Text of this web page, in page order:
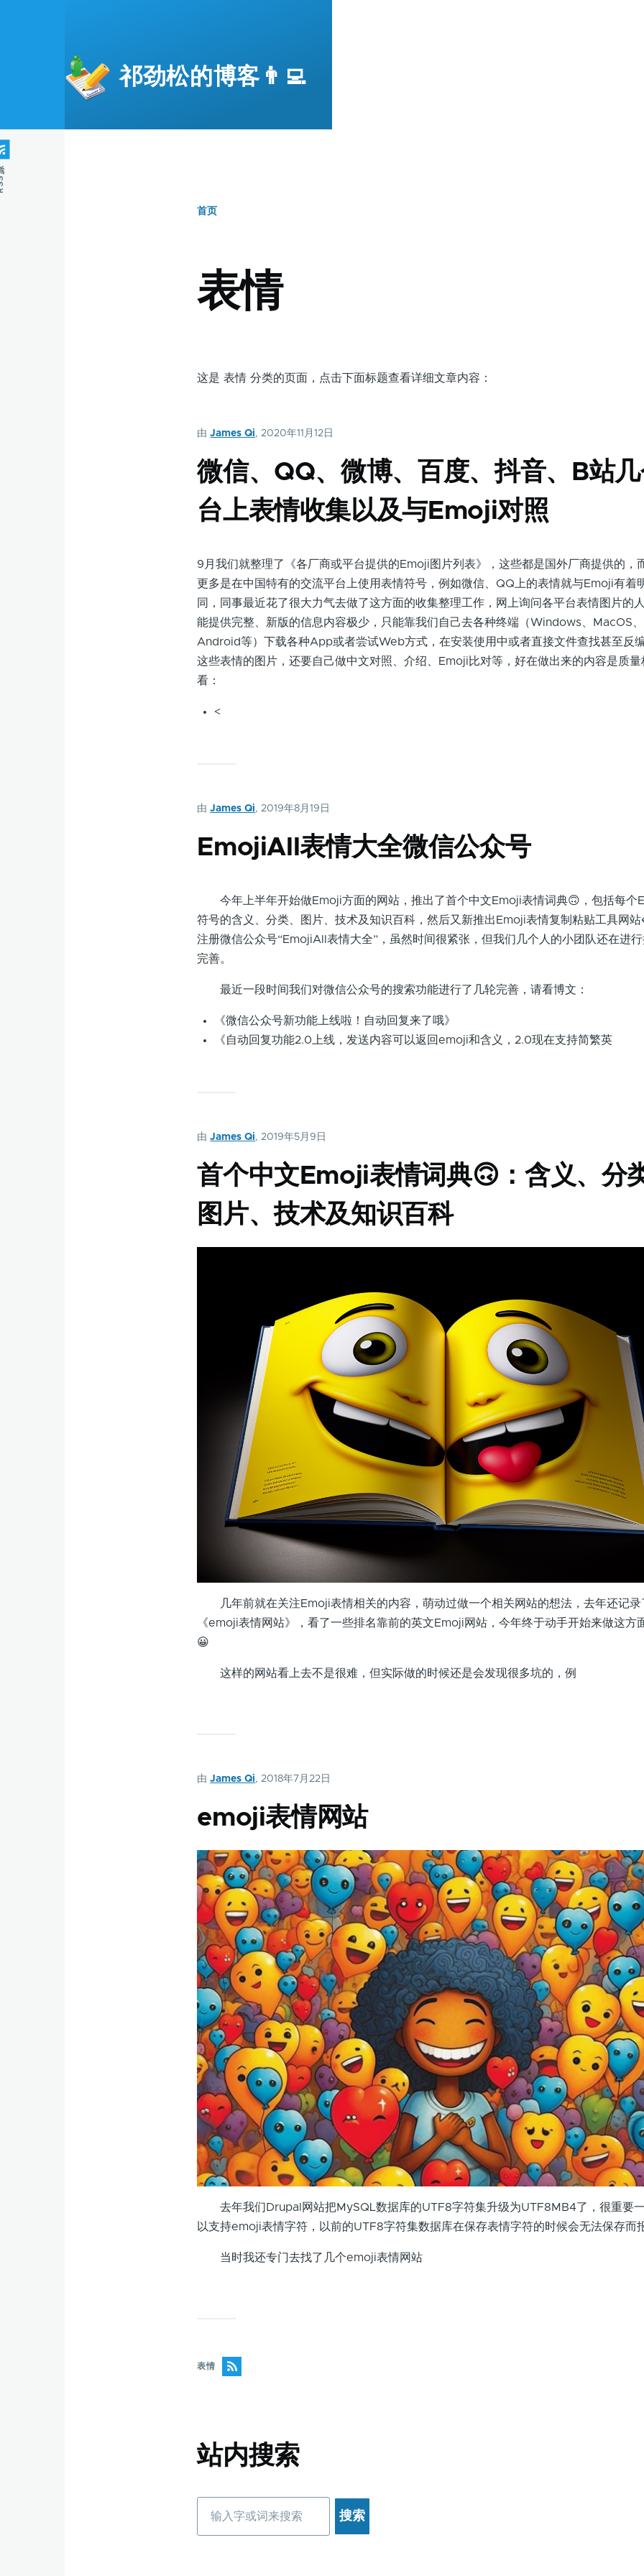
祁劲松的博客👨‍💻
包
屑
首页
表情
这是 表情 分类的页面，点击下面标题查看详细文章内容：
由James Qi, 2020年11月12日
微信、QQ、微博、百度、抖音、B站
台上表情收集以及与Emoji对照
9月我们就整理了《各厂商或平台提供的Emoji图片列表》，这些都是国外厂商提供的，
更多是在中国特有的交流平台上使用表情符号，例如微信、QQ上的表情就与Emoji有着
同，同事最近花了很大力气去做了这方面的收集整理工作，网上询问各平台表情图片的
能提供完整、新版的信息内容极少，只能靠我们自己去各种终端（Windows、MacOS
Android等）下载各种App或者尝试Web方式，在安装使用中或者直接文件查找甚至反
这些表情的图片，还要自己做中文对照、介绍、Emoji比对等，好在做出来的内容是质
看：
<
由James Qi, 2019年8月19日
EmojiAll表情大全微信公众号
今年上半年开始做Emoji方面的网站，推出了首个中文Emoji表情词典🙃，包括每个
符号的含义、分类、图片、技术及知识百科，然后又新推出Emoji表情复制粘贴工具网
注册微信公众号“EmojiAll表情大全”，虽然时间很紧张，但我们几个人的小团队还在进
完善。
最近一段时间我们对微信公众号的搜索功能进行了几轮完善，请看博文：
《微信公众号新功能上线啦！自动回复来了哦》
《自动回复功能2.0上线，发送内容可以返回emoji和含义，2.0现在支持简繁英
由James Qi, 2019年5月9日
首个中文Emoji表情词典🙃：含义、分
图片、技术及知识百科
几年前就在关注Emoji表情相关的内容，萌动过做一个相关网站的想法，去年还记录
《emoji表情网站》，看了一些排名靠前的英文Emoji网站，今年终于动手开始来做这方
😀
这样的网站看上去不是很难，但实际做的时候还是会发现很多坑的，例
由James Qi, 2018年7月22日
emoji表情网站
去年我们Drupal网站把MySQL数据库的UTF8字符集升级为UTF8MB4了，很重要
以支持emoji表情字符，以前的UTF8字符集数据库在保存表情字符的时候会无法保存而
当时我还专门去找了几个emoji表情网站
表情
站内搜索